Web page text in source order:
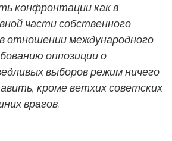
конфронтации как в
части собственного
отношении международного
оппозиции о
выборов режим ничего
кроме ветхих советских
врагов.